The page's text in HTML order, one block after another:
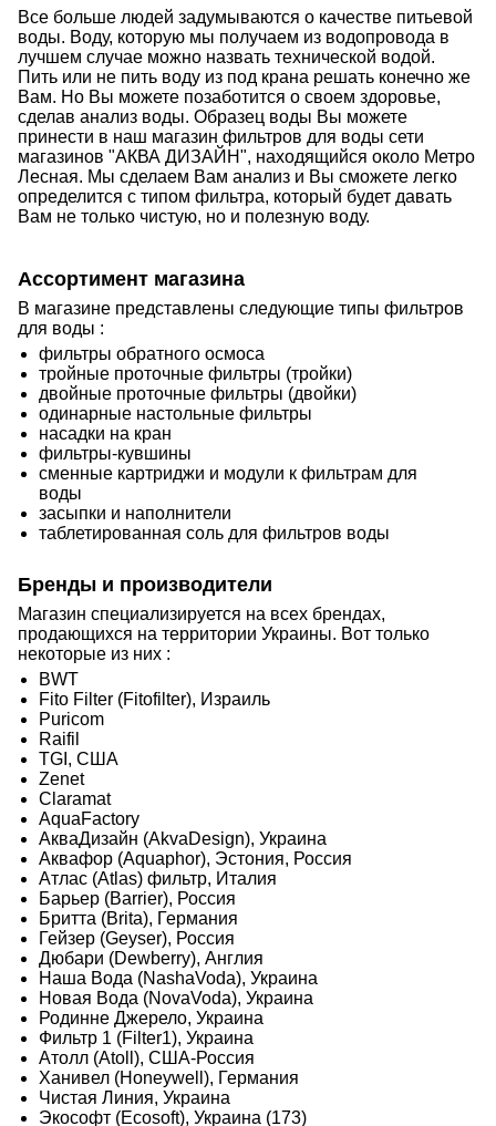
Все больше людей задумываются о качестве питьевой
воды. Воду, которую мы получаем из водопровода в
лучшем случае можно назвать технической водой.
Пить или не пить воду из под крана решать конечно же
Вам. Но Вы можете позаботится о своем здоровье,
сделав анализ воды. Образец воды Вы можете
принести в наш магазин фильтров для воды сети
магазинов "АКВА ДИЗАЙН", находящийся около Метро
Лесная. Мы сделаем Вам анализ и Вы сможете легко
определится с типом фильтра, который будет давать
Вам не только чистую, но и полезную воду.
Ассортимент магазина
В магазине представлены следующие типы фильтров
для воды :
фильтры обратного осмоса
тройные проточные фильтры (тройки)
двойные проточные фильтры (двойки)
одинарные настольные фильтры
насадки на кран
фильтры-кувшины
сменные картриджи и модули к фильтрам для
воды
засыпки и наполнители
таблетированная соль для фильтров воды
Бренды и производители
Магазин специализируется на всех брендах,
продающихся на территории Украины. Вот только
некоторые из них :
BWT
Fito Filter (Fitofilter), Израиль
Puricom
Raifil
TGI, США
Zenet
Claramat
AquaFactory
АкваДизайн (AkvaDesign), Украина
Аквафор (Aquaphor), Эстония, Россия
Атлас (Atlas) фильтр, Италия
Барьер (Barrier), Россия
Бритта (Brita), Германия
Гейзер (Geyser), Россия
Дюбари (Dewberry), Англия
Наша Вода (NashaVoda), Украина
Новая Вода (NovaVoda), Украина
Родинне Джерело, Украина
Фильтр 1 (Filter1), Украина
Атолл (Atoll), США-Россия
Ханивел (Honeywell), Германия
Чистая Линия, Украина
Экософт (Ecosoft), Украина (173)